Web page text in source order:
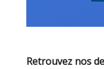
Retrouvez nos